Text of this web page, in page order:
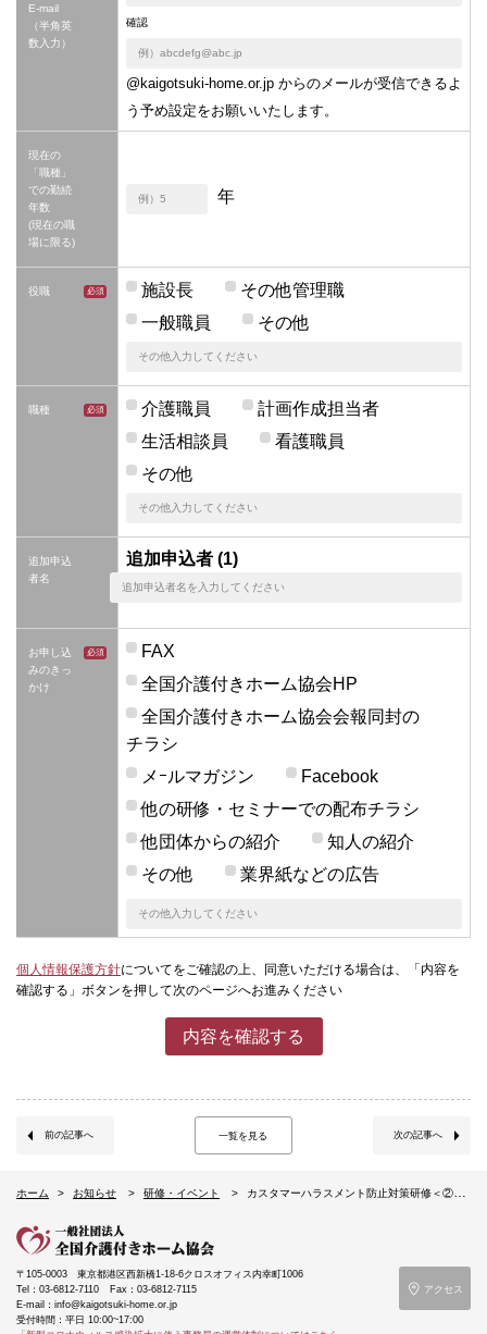
E-mail
（半角英
数入力）
確認
@kaigotsuki-home.or.jp からのメールが受信できるよ
う予め設定をお願いいたします。
現在の
「職種」
での勤続
年数
(現在の職
場に限る)
年
役職 施設長
その他管理職
一般職員
その他
職種 介護職員
計画作成担当者
生活相談員
看護職員
その他
追加申込
者名
追加申込者 (1)
お申し込
みのきっ
かけ
FAX
全国介護付きホーム協会HP
全国介護付きホーム協会会報同封の
チラシ
メｰルマガジン
Facebook
他の研修・セミナーでの配布チラシ
他団体からの紹介
知人の紹介
その他
業界紙などの広告
個人情報保護方針についてをご確認の上、同意いただける場合は、「内容を
確認する」ボタンを押して次のページへお進みください
内容を確認する
前の記事へ 一覧を見る 次の記事へ
ホーム お知らせ 研修・イベント カスタマーハラスメント防止対策研修＜②ロールプレイ編＞（8/25東京都港区）
〒105-0003 東京都港区西新橋1-18-6クロスオフィス内幸町1006
Tel：03-6812-7110
Fax：03-6812-7115
E-mail：info@kaigotsuki-home.or.jp
受付時間：平日 10:00~17:00
アクセス